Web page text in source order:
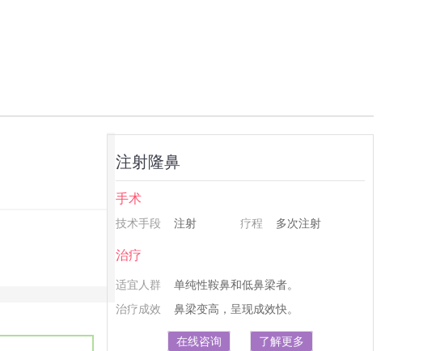
注射隆鼻
手术
技术手段 注射 疗程 多次注射
治疗
适宜人群
单纯性鞍鼻和低鼻梁者。
治疗成效
鼻梁变高，呈现成效快。
在线咨询 了解更多